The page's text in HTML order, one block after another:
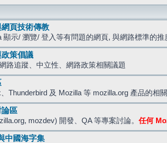
頁技術傳教
顯示/ 瀏覽/ 登入等有問題的網頁, 與網路標準的
策倡議
路追蹤、中立性、網路政策相關議題
Thunderbird 及 Mozilla 等 mozilla.org 產品的相
區
mozdev) 開發、QA 等專案討論。 任何
中國海字集